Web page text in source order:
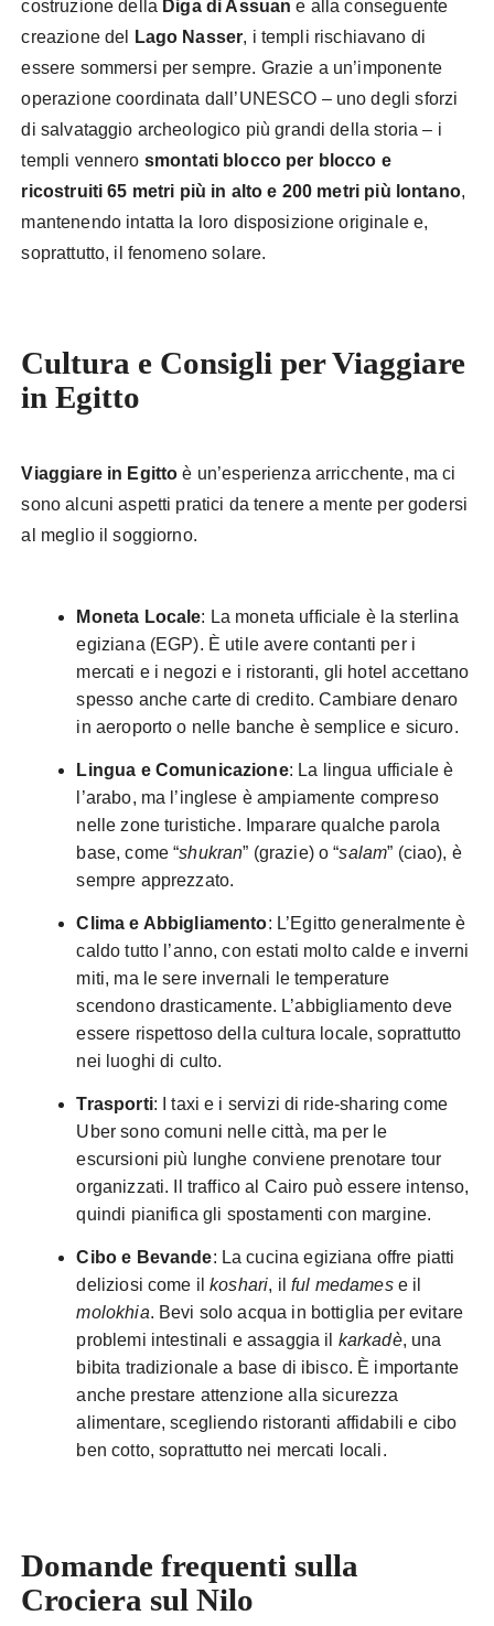
costruzione della Diga di Assuan e alla conseguente
creazione del
Lago Nasser, i templi rischiavano di
essere sommersi per sempre. Grazie a un’imponente
operazione coordinata dall’UNESCO – uno degli sforzi
di salvataggio archeologico più grandi della storia – i
templi vennero smontati blocco per blocco e
ricostruiti 65 metri più in alto e 200 metri più lontano,
mantenendo intatta la loro disposizione originale e,
soprattutto, il fenomeno solare.
Cultura e Consigli per Viaggiare
in Egitto
Viaggiare in Egitto è un’esperienza arricchente, ma ci
sono alcuni aspetti pratici da tenere a mente per godersi
al meglio il soggiorno.
Moneta Locale: La moneta ufficiale è la sterlina
egiziana (EGP). È utile avere contanti per i
mercati e i negozi e i ristoranti, gli hotel accettano
spesso anche carte di credito. Cambiare denaro
in aeroporto o nelle banche è semplice e sicuro.
Lingua e Comunicazione: La lingua ufficiale è
l’arabo, ma l’inglese è ampiamente compreso
nelle zone turistiche. Imparare qualche parola
base, come “shukran” (grazie) o “salam” (ciao), è
sempre apprezzato.
Clima e Abbigliamento: L’Egitto generalmente è
caldo tutto l’anno, con estati molto calde e inverni
miti, ma le sere invernali le temperature
scendono drasticamente. L’abbigliamento deve
essere rispettoso della cultura locale, soprattutto
nei luoghi di culto.
Trasporti: I taxi e i servizi di ride-sharing come
Uber sono comuni nelle città, ma per le
escursioni più lunghe conviene prenotare tour
organizzati. Il traffico al Cairo può essere intenso,
quindi pianifica gli spostamenti con margine.
Cibo e Bevande: La cucina egiziana offre piatti
deliziosi come ilkoshari, il ful medamese il
molokhia. Bevi solo acqua in bottiglia per evitare
problemi intestinali e assaggia il karkadè, una
bibita tradizionale a base di ibisco. È importante
anche prestare attenzione alla sicurezza
alimentare, scegliendo ristoranti affidabili e cibo
ben cotto, soprattutto nei mercati locali.
Domande frequenti sulla
Crociera sul Nilo